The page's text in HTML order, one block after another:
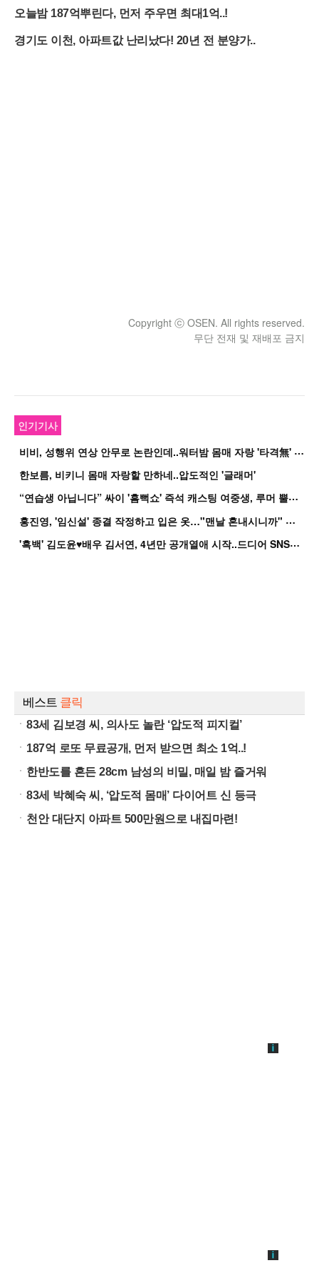
Copyright ⓒ OSEN. All rights reserved.
무단 전재 및 재배포 금지
인기기사
비
비, 성행위 연상 안무로 논란인데..워터밤 몸매 자랑 '타격無' 근황
한보름, 비키니 몸매 자랑할 만하네..압도적인 '글래머'
“
연습생 아닙니다” 싸이 '흠뻑쇼' 즉석 캐스팅 여중생, 루머 뿔났다[Oh!쎈 이...
홍
진영, '임신설' 종결 작정하고 입은 옷…"맨날 혼내시니까" 억울
'
흑백' 김도윤♥배우 김서연, 4년만 공개열애 시작..드디어 SNS에 노출 [핫피...